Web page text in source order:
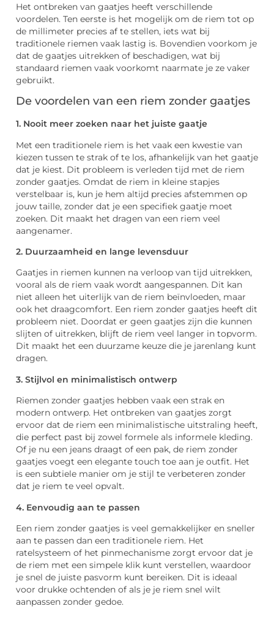
Het ontbreken van gaatjes heeft verschillende
voordelen. Ten eerste is het mogelijk om de riem tot op
de millimeter precies af te stellen, iets wat bij
traditionele riemen vaak lastig is. Bovendien voorkom je
dat de gaatjes uitrekken of beschadigen, wat bij
standaard riemen vaak voorkomt naarmate je ze vaker
gebruikt.
De voordelen van een riem zonder gaatjes
1. Nooit meer zoeken naar het juiste gaatje
Met een traditionele riem is het vaak een kwestie van
kiezen tussen te strak of te los, afhankelijk van het gaatje
dat je kiest. Dit probleem is verleden tijd met de riem
zonder gaatjes. Omdat de riem in kleine stapjes
verstelbaar is, kun je hem altijd precies afstemmen op
jouw taille, zonder dat je een specifiek gaatje moet
zoeken. Dit maakt het dragen van een riem veel
aangenamer.
2. Duurzaamheid en lange levensduur
Gaatjes in riemen kunnen na verloop van tijd uitrekken,
vooral als de riem vaak wordt aangespannen. Dit kan
niet alleen het uiterlijk van de riem beïnvloeden, maar
ook het draagcomfort. Een riem zonder gaatjes heeft dit
probleem niet. Doordat er geen gaatjes zijn die kunnen
slijten of uitrekken, blijft de riem veel langer in topvorm.
Dit maakt het een duurzame keuze die je jarenlang kunt
dragen.
3. Stijlvol en minimalistisch ontwerp
Riemen zonder gaatjes hebben vaak een strak en
modern ontwerp. Het ontbreken van gaatjes zorgt
ervoor dat de riem een minimalistische uitstraling heeft,
die perfect past bij zowel formele als informele kleding.
Of je nu een jeans draagt of een pak, de riem zonder
gaatjes voegt een elegante touch toe aan je outfit. Het
is een subtiele manier om je stijl te verbeteren zonder
dat je riem te veel opvalt.
4. Eenvoudig aan te passen
Een riem zonder gaatjes is veel gemakkelijker en sneller
aan te passen dan een traditionele riem. Het
ratelsysteem of het pinmechanisme zorgt ervoor dat je
de riem met een simpele klik kunt verstellen, waardoor
je snel de juiste pasvorm kunt bereiken. Dit is ideaal
voor drukke ochtenden of als je je riem snel wilt
aanpassen zonder gedoe.